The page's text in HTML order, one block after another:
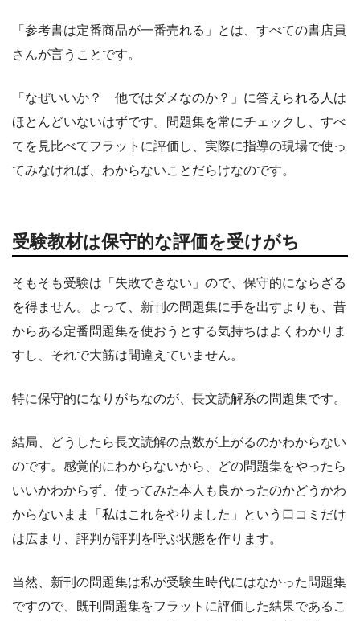
「参考書は定番商品が一番売れる」とは、すべての書店員
さんが言うことです。
「なぜいいか？ 他ではダメなのか？」に答えられる人は
ほとんどいないはずです。問題集を常にチェックし、すべ
てを見比べてフラットに評価し、実際に指導の現場で使っ
てみなければ、わからないことだらけなのです。
受験教材は保守的な評価を受けがち
そもそも受験は「失敗できない」ので、保守的にならざる
を得ません。よって、新刊の問題集に手を出すよりも、昔
からある定番問題集を使おうとする気持ちはよくわかりま
すし、それで大筋は間違えていません。
特に保守的になりがちなのが、長文読解系の問題集です。
結局、どうしたら長文読解の点数が上がるのかわからない
のです。感覚的にわからないから、どの問題集をやったら
いいかわからず、使ってみた本人も良かったのかどうかわ
からないまま「私はこれをやりました」という口コミだけ
は広まり、評判が評判を呼ぶ状態を作ります。
当然、新刊の問題集は私が受験生時代にはなかった問題集
ですので、既刊問題集をフラットに評価した結果であるこ